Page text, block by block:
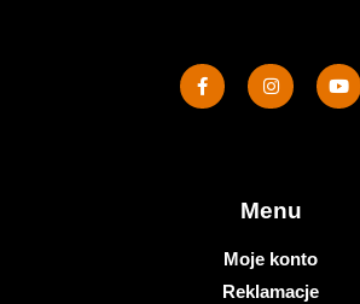
Menu
Moje konto
Reklamacje